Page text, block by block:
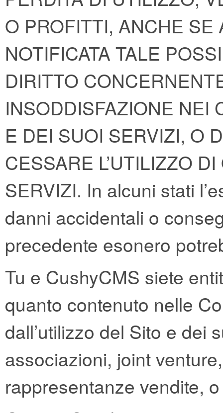
O PROFITTI, ANCHE SE
NOTIFICATA TALE
DIRITTO
INSODDISFAZIONE NEI
E DEI SUOI SERVIZI, O
CESSARE L’UTILIZZO
SERVIZI. In alcuni stati
danni accidentali o
precedente esonero
Tu e CushyCMS siete
quanto contenuto nelle
dall’utilizzo del Sito e dei
associazioni, joint
rappresentanze vendite,